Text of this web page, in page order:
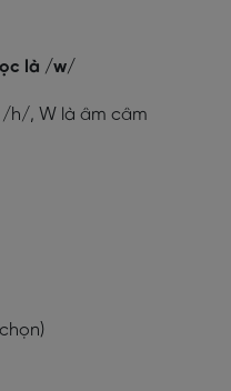
là /w/
/h/, W là âm câm